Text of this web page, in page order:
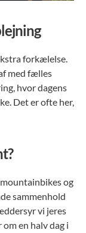
forkælelse.
med fælles
hvor dagens
Det er ofte her,
og
sammenhold
vi jeres
en halv dag i